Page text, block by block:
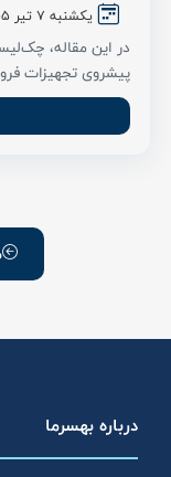
یکشنبه 7 تیر ۱۴۰۵
در این مقاله،
پیشروی تجهیزات
درباره بهسرما